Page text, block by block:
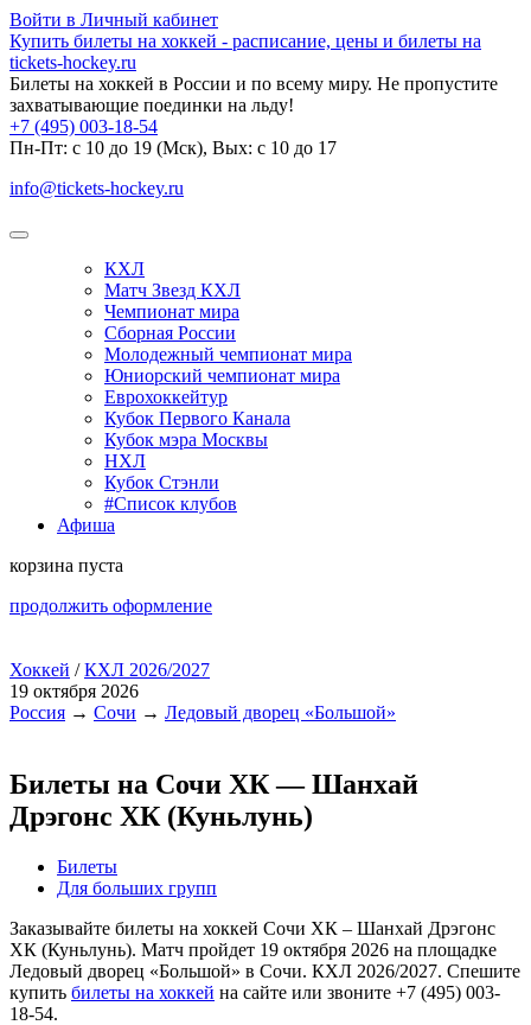
Войти в Личный кабинет
Купить билеты на хоккей - расписание, цены и билеты на
tickets-hockey.ru
Билеты на хоккей в России и по всему миру. Не пропустите
захватывающие поединки на льду!
+7 (495) 003-18-54
Пн-Пт: c 10 до 19 (Мск), Вых: с 10 до 17
info@tickets-hockey.ru
КХЛ
Матч Звезд КХЛ
Чемпионат мира
Сборная России
Молодежный чемпионат мира
Юниорский чемпионат мира
Еврохоккейтур
Кубок Первого Канала
Кубок мэра Москвы
НХЛ
Кубок Стэнли
#Список клубов
Афиша
корзина пуста
продолжить оформление
Хоккей /КХЛ 2026/2027
19 октября 2026
Россия → Сочи → Ледовый дворец «Большой»
Билеты на Сочи ХК — Шанхай
Дрэгонс ХК (Куньлунь)
Билеты
Для больших групп
Заказывайте билеты на хоккей Сочи ХК – Шанхай Дрэгонс
ХК (Куньлунь). Матч пройдет 19 октября 2026 на площадке
Ледовый дворец «Большой» в Сочи. КХЛ 2026/2027. Спешите
купить билеты на хоккей на сайте или звоните +7 (495) 003-
18-54.